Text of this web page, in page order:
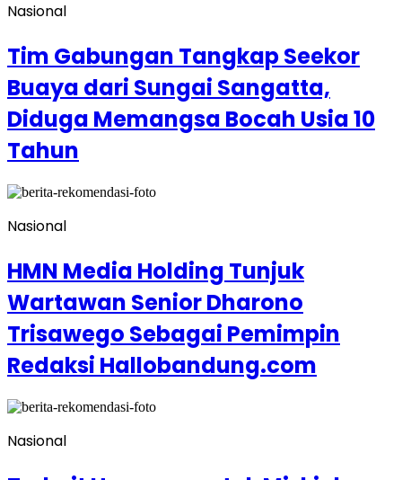
Nasional
Tim Gabungan Tangkap Seekor
Buaya dari Sungai Sangatta,
Diduga Memangsa Bocah Usia 10
Tahun
Nasional
HMN Media Holding Tunjuk
Wartawan Senior Dharono
Trisawego Sebagai Pemimpin
Redaksi Hallobandung.com
Nasional